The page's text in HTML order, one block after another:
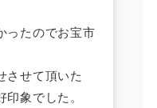
ったのでお宝市
させて頂いた
象でした。